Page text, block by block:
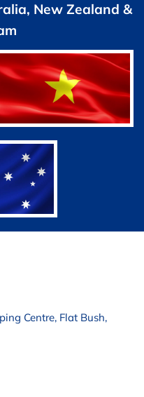
New Zealand &
Centre, Flat Bush,